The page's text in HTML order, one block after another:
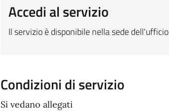
Accedi al servizio
Il servizio è disponibile nella sede dell'ufficio
Condizioni di servizio
Si vedano allegati